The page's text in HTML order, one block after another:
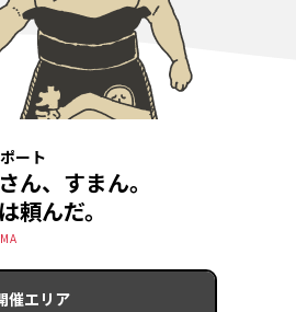
ート
ん、すまん。
頼んだ。
催エリア